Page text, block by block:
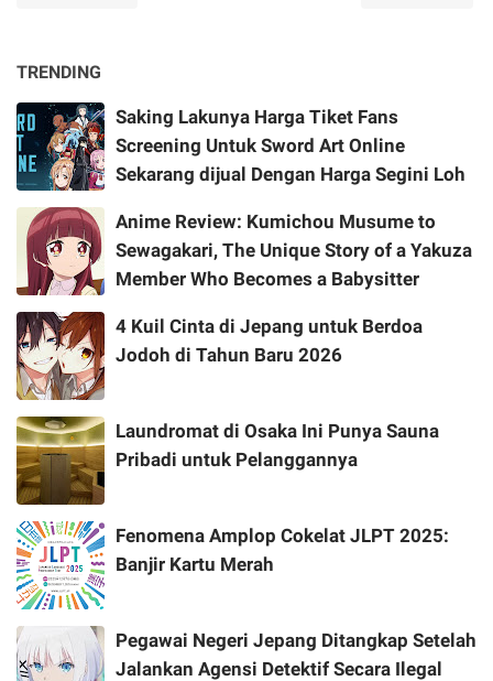
TRENDING
Saking Lakunya Harga Tiket Fans
Screening Untuk Sword Art Online
Sekarang dijual Dengan Harga Segini Loh
Anime Review: Kumichou Musume to
Sewagakari, The Unique Story of a Yakuza
Member Who Becomes a Babysitter
4 Kuil Cinta di Jepang untuk Berdoa
Jodoh di Tahun Baru 2026
Laundromat di Osaka Ini Punya Sauna
Pribadi untuk Pelanggannya
Fenomena Amplop Cokelat JLPT 2025:
Banjir Kartu Merah
Pegawai Negeri Jepang Ditangkap Setelah
Jalankan Agensi Detektif Secara Ilegal